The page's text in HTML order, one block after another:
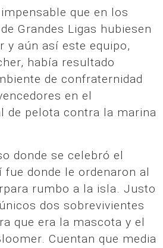
que en los
Grandes Ligas hubiesen
y aún así este equipo,
había resultado
de confraternidad
en el
de pelota contra la marina
donde se celebró el
donde le ordenaron al
rumbo a la isla. Justo
dos sobrevivientes
que era la mascota y el
Cuentan que media